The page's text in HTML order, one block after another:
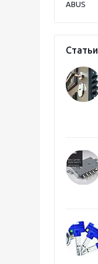
ABUS
Статьи